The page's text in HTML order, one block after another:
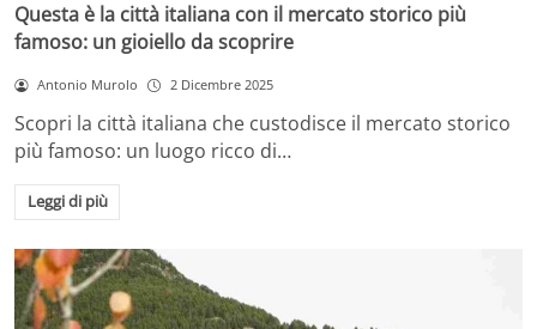
Questa è la città italiana con il mercato storico più
famoso: un gioiello da scoprire
Antonio Murolo 2 Dicembre 2025
Scopri la città italiana che custodisce il mercato storico
più famoso: un luogo ricco di…
Leggi di più